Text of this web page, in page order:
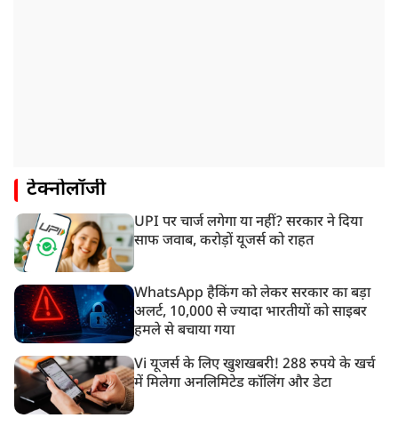
टेक्नोलॉजी
UPI पर चार्ज लगेगा या नहीं? सरकार ने दिया
साफ जवाब, करोड़ों यूजर्स को राहत
WhatsApp हैकिंग को लेकर सरकार का बड़ा
अलर्ट, 10,000 से ज्यादा भारतीयों को साइबर
हमले से बचाया गया
Vi यूजर्स के लिए खुशखबरी! 288 रुपये के खर्च
में मिलेगा अनलिमिटेड कॉलिंग और डेटा